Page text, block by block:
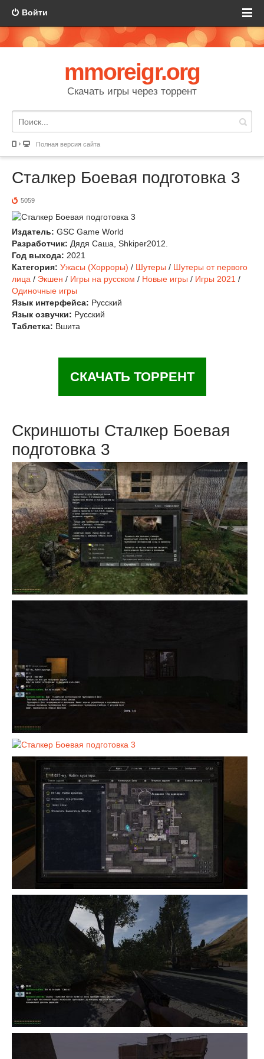
Войти
mmoreigr.org
Скачать игры через торрент
Полная версия сайта
Сталкер Боевая подготовка 3
5059
Издатель: GSC Game World
Разработчик: Дядя Саша, Shkiper2012.
Год выхода: 2021
Категория: Ужасы (Хорроры) / Шутеры / Шутеры от первого
лица / Экшен / Игры на русском / Новые игры / Игры 2021 /
Одиночные игры
Язык интерфейса: Русский
Язык озвучки: Русский
Таблетка: Вшита
СКАЧАТЬ ТОРРЕНТ
Скриншоты Сталкер Боевая
подготовка 3